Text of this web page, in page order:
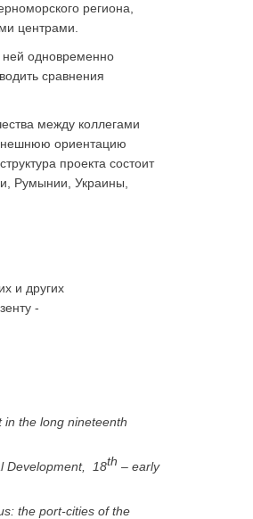
региона,
центрами.
ней одновременно
сравнения
между коллегами
ориентацию
проекта состоит
Румынии, Украины,
и других
-
in the long nineteenth
Development, 18th – early
the port-cities of the